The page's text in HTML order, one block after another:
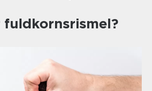
fuldkornsrismel?